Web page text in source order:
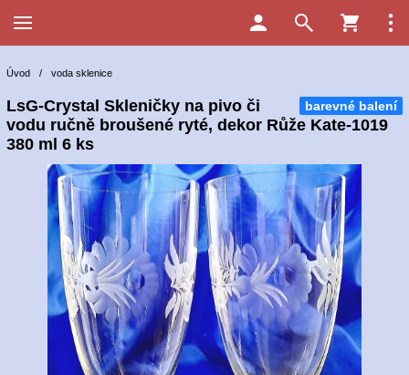
Úvod / voda sklenice
barevné balení
LsG-Crystal Skleničky na pivo či
vodu ručně broušené ryté, dekor Růže Kate-1019
380 ml 6 ks